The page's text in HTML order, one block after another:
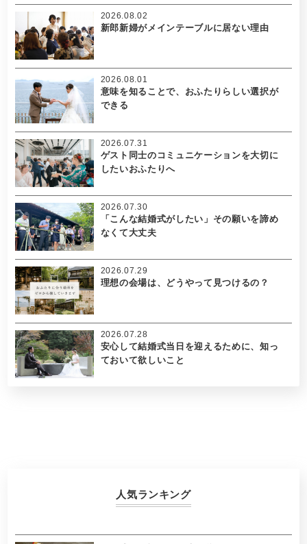
新郎新婦がメインテーブルに居ない理由
2026.08.02
意味を知ることで、おふたりらしい選択が
できる
2026.08.01
ゲスト同士のコミュニケーションを大切に
したいおふたりへ
2026.07.31
「こんな結婚式がしたい」その願いを諦め
なくて大丈夫
2026.07.30
理想の会場は、どうやって見つけるの？
2026.07.29
安心して結婚式当日を迎えるために、知っ
ておいて欲しいこと
2026.07.28
人気ランキング